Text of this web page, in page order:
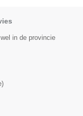
in de provincie
)